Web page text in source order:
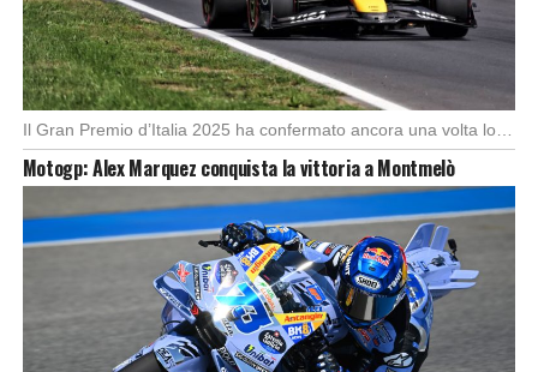
Il Gran Premio d’Italia 2025 ha confermato ancora una volta lo strapotere di Max Verstappen, […]
Motogp: Alex Marquez conquista la vittoria a Montmelò